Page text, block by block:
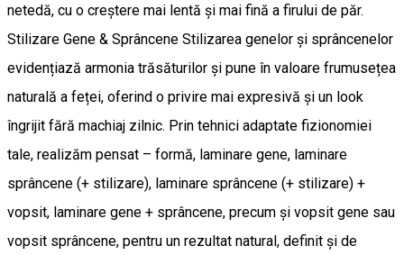
netedă, cu o creștere mai lentă și mai fină a firului de păr.
Stilizare Gene & Sprâncene Stilizarea genelor și sprâncenelor
evidențiază armonia trăsăturilor și pune în valoare frumusețea
naturală a feței, oferind o privire mai expresivă și un look
îngrijit fără machiaj zilnic. Prin tehnici adaptate fizionomiei
tale, realizăm pensat – formă, laminare gene, laminare
sprâncene (+ stilizare), laminare sprâncene (+ stilizare) +
vopsit, laminare gene + sprâncene, precum și vopsit gene sau
vopsit sprâncene, pentru un rezultat natural, definit și de